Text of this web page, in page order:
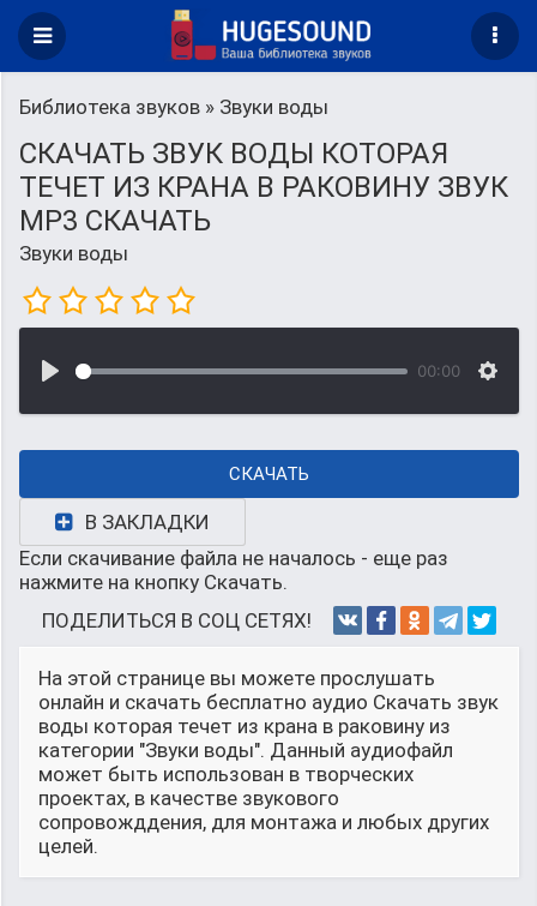
Библиотека звуков » Звуки воды
СКАЧАТЬ ЗВУК ВОДЫ КОТОРАЯ
ТЕЧЕТ ИЗ КРАНА В РАКОВИНУ ЗВУК
MP3 СКАЧАТЬ
Звуки воды
00:00
СКАЧАТЬ
В ЗАКЛАДКИ
Если скачивание файла не началось - еще раз
нажмите на кнопку Скачать.
ПОДЕЛИТЬСЯ В СОЦ СЕТЯХ!
На этой странице вы можете прослушать
онлайн и скачать бесплатно аудио Скачать звук
воды которая течет из крана в раковину из
категории "Звуки воды". Данный аудиофайл
может быть использован в творческих
проектах, в качестве звукового
сопровожддения, для монтажа и любых других
целей.